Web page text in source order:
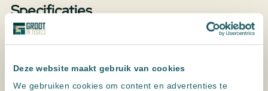
Deze website maakt gebruik van cookies
We gebruiken cookies om content en advertenties te
Specificaties
Kleur
Formaat 30x15x15 ,45x15x15,60x15x15